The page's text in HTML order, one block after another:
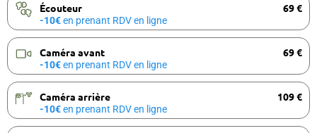
Écouteur 69 €
-10€en prenant RDV en ligne
Caméra avant 69 €
-10€en prenant RDV en ligne
Caméra arrière 109 €
-10€en prenant RDV en ligne